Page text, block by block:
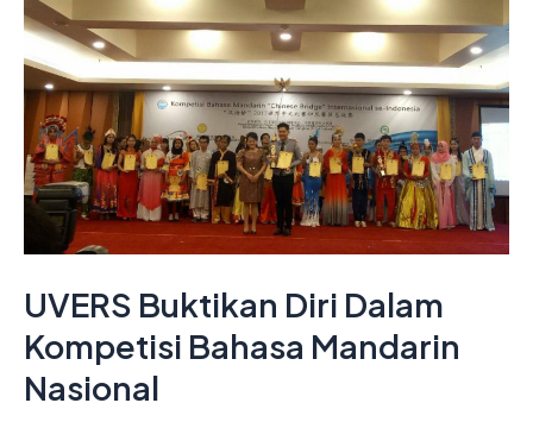
UVERS Buktikan Diri Dalam
Kompetisi Bahasa Mandarin
Nasional
Dalam
Kompetisi
Bahasa
Mandarin
Nasional